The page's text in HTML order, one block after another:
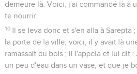
demeure là. Voici, j'ai commandé là à
te nourrir.
10 Il se leva donc et s'en alla à Sarepta
la porte de la ville, voici, il y avait là
ramassait du bois ; il l'appela et lui dit
un peu d'eau dans un vase, et que je